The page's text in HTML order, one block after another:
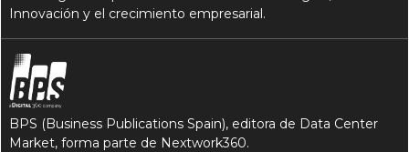
Innovación y el crecimiento empresarial.
BPS (Business Publications Spain), editora de Data Center
Market, forma parte de Nextwork360.